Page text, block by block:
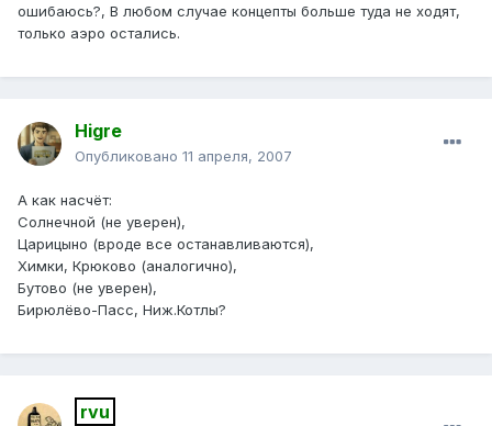
ошибаюсь?, В любом случае концепты больше туда не ходят,
только аэро остались.
Higre
Опубликовано 11 апреля, 2007
А как насчёт:
Солнечной (не уверен),
Царицыно (вроде все останавливаются),
Химки, Крюково (аналогично),
Бутово (не уверен),
Бирюлёво-Пасс, Ниж.Котлы?
rvu